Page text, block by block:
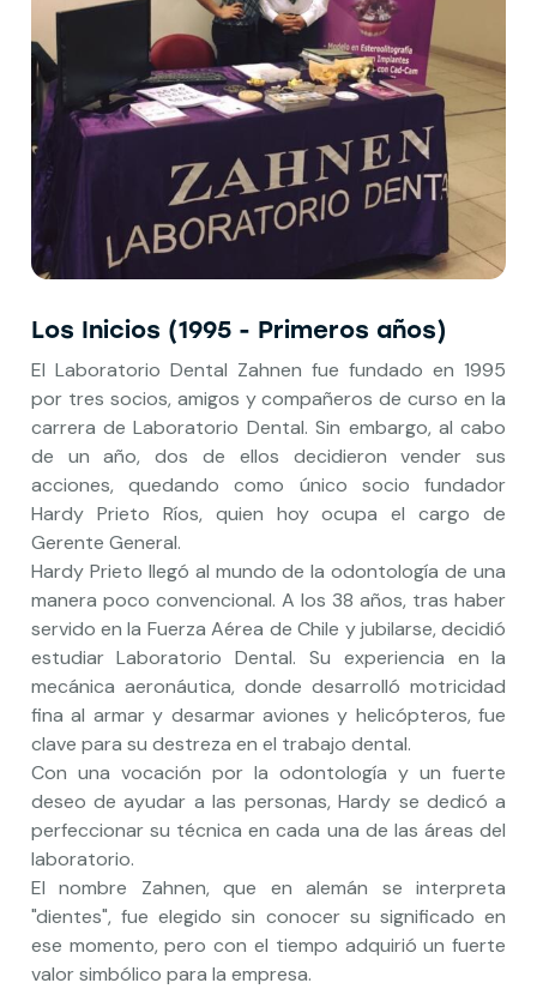
Los Inicios (1995 - Primeros años)
El Laboratorio Dental Zahnen fue fundado en 1995
por tres socios, amigos y compañeros de curso en la
carrera de Laboratorio Dental. Sin embargo, al cabo
de un año, dos de ellos decidieron vender sus
acciones, quedando como único socio fundador
Hardy Prieto Ríos, quien hoy ocupa el cargo de
Gerente General.
Hardy Prieto llegó al mundo de la odontología de una
manera poco convencional. A los 38 años, tras haber
servido en la Fuerza Aérea de Chile y jubilarse, decidió
estudiar Laboratorio Dental. Su experiencia en la
mecánica aeronáutica, donde desarrolló motricidad
fina al armar y desarmar aviones y helicópteros, fue
clave para su destreza en el trabajo dental.
Con una vocación por la odontología y un fuerte
deseo de ayudar a las personas, Hardy se dedicó a
perfeccionar su técnica en cada una de las áreas del
laboratorio.
El nombre Zahnen, que en alemán se interpreta
"dientes", fue elegido sin conocer su significado en
ese momento, pero con el tiempo adquirió un fuerte
valor simbólico para la empresa.